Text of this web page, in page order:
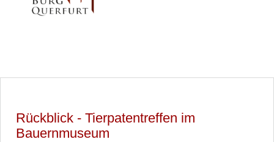
Rückblick - Tierpatentreffen im
Bauernmuseum